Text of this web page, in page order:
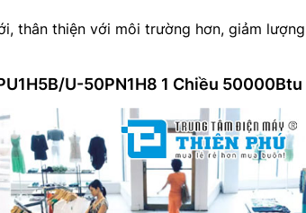
thân thiện với môi trường hơn, giảm lượng
U-50PN1H8 1 Chiều 50000Btu